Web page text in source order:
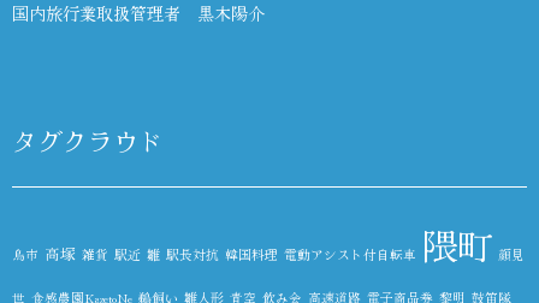
国内旅行業取扱管理者 黒木陽介
タグクラウド
鳥市 高塚 雑貨 駅近 雛 駅長対抗 韓国料理 電動アシスト付自転車 隈町 顔見
世 食感農園KazetoNe 鵜飼い 雛人形 青空 飲み会 高速道路 電子商品券 黎明 鼓笛隊